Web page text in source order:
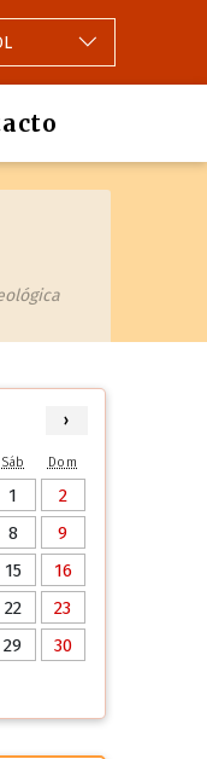
›
Sáb Dom
1
2
8
9
15
16
22
23
29
30